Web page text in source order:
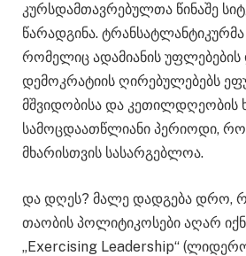
კურსდამთავრებულთა წინაშე
წარადგინა.
რომელიც ადამიანის უფლებების
დემოკრატიის ღირებულებებს
მშვიდობისა და კეთილდღეობის
სამოცდაათწლიანი პერიოდი,
მხარისთვის სასარგებლოა.
და დღეს? მალე დადგება დრო,
თაობის პოლიტიკოსები აღარ
„Exercising Leadership“